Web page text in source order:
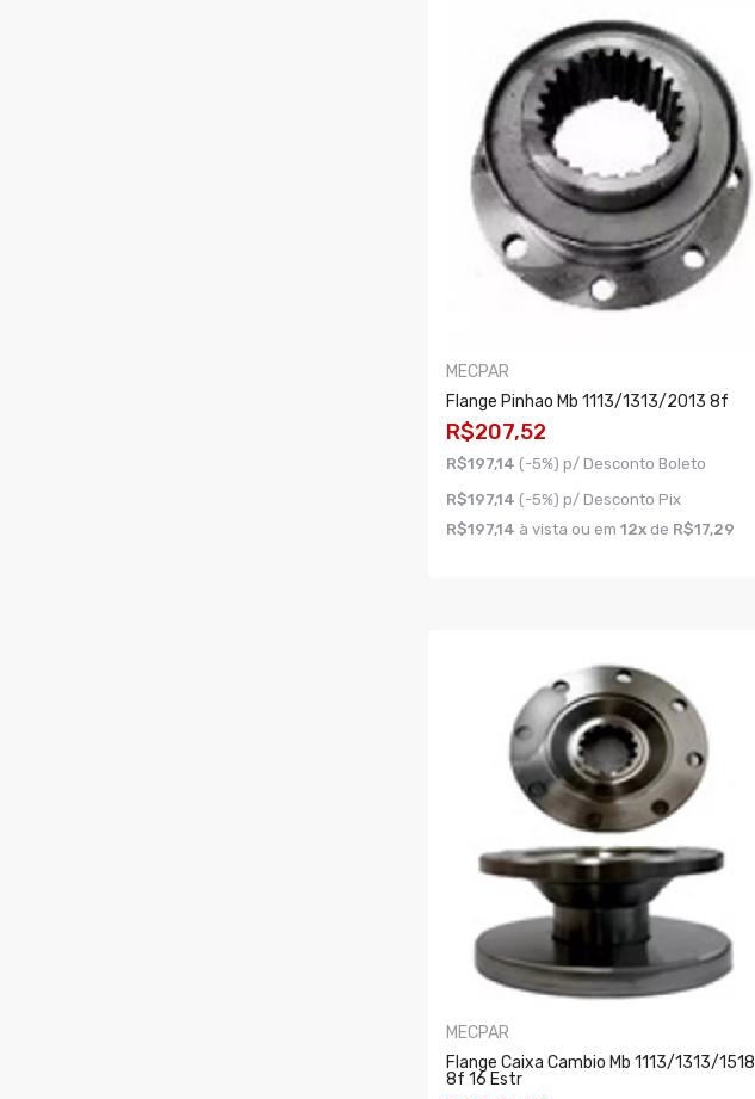
MECPAR
Flange Pinhao Mb 1113/1313/2013 8f
R$207,52
R$197,14 (-5%) p/ Desconto Boleto
R$197,14 (-5%) p/ Desconto Pix
R$197,14 à vista ou em 12xde R$17,29
MECPAR
Flange Caixa Cambio Mb 1113/1313/1518
8f 16 Estr